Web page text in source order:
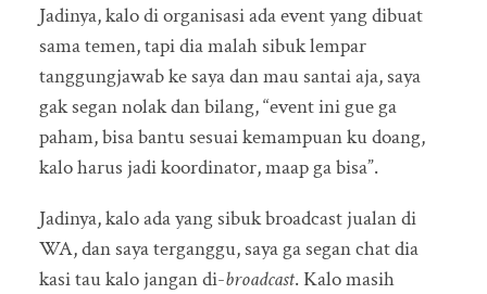
Jadinya, kalo di organisasi ada event yang dibuat
sama temen, tapi dia malah sibuk lempar
tanggungjawab ke saya dan mau santai aja, saya
gak segan nolak dan bilang, “event ini gue ga
paham, bisa bantu sesuai kemampuan ku doang,
kalo harus jadi koordinator, maap ga bisa”.
Jadinya, kalo ada yang sibuk broadcast jualan di
WA, dan saya terganggu, saya ga segan chat dia
kasi tau kalo jangan di-broadcast. Kalo masih